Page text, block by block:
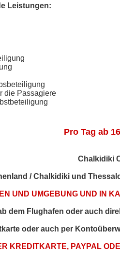
Leistungen:
die Passagiere
Pro Tag ab
Chalkidiki
/ Chalkidiki und
UND UMGEBUNG UND IN
dem Flughafen oder auch
oder auch per
KREDITKARTE, PAYPAL